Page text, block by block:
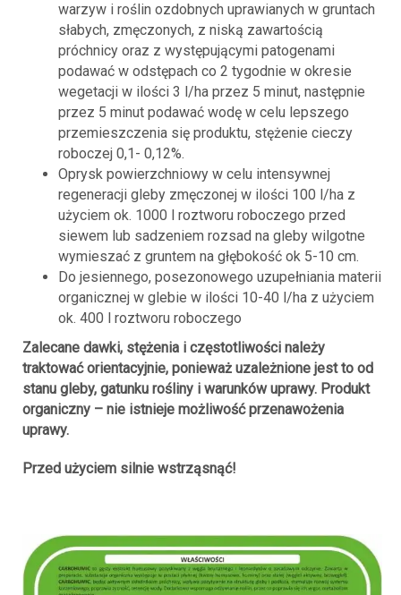
warzyw i roślin ozdobnych uprawianych w gruntach
słabych, zmęczonych, z niską zawartością
próchnicy oraz z występującymi patogenami
podawać w odstępach co 2 tygodnie w okresie
wegetacji w ilości 3 l/ha przez 5 minut, następnie
przez 5 minut podawać wodę w celu lepszego
przemieszczenia się produktu, stężenie cieczy
roboczej 0,1- 0,12%.
Oprysk powierzchniowy w celu intensywnej
regeneracji gleby zmęczonej w ilości 100 l/ha z
użyciem ok. 1000 l roztworu roboczego przed
siewem lub sadzeniem rozsad na gleby wilgotne
wymieszać z gruntem na głębokość ok 5-10 cm.
Do jesiennego, posezonowego uzupełniania materii
organicznej w glebie w ilości 10-40 l/ha z użyciem
ok. 400 l roztworu roboczego
Zalecane dawki, stężenia i częstotliwości należy
traktować orientacyjnie, ponieważ uzależnione jest to od
stanu gleby, gatunku rośliny i warunków uprawy. Produkt
organiczny – nie istnieje możliwość przenawożenia
uprawy.
Przed użyciem silnie wstrząsnąć!